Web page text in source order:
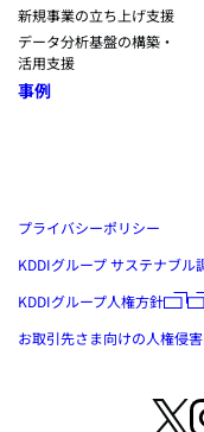
プライバシーポリシー
KDDIグループ サステナブル
KDDIグループ人権方針
お取引先さま向けの人権侵
新規事業の立ち上げ支援
データ分析基盤の構築・
活用支援
事例